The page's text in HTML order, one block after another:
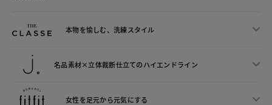
本物を愉しむ、洗練スタイル
名品素材×立体裁断仕立てのハイエンドライン
女性を足元から元気にする